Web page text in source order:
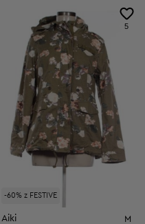
-60% z FESTIVE
5
Aiki M